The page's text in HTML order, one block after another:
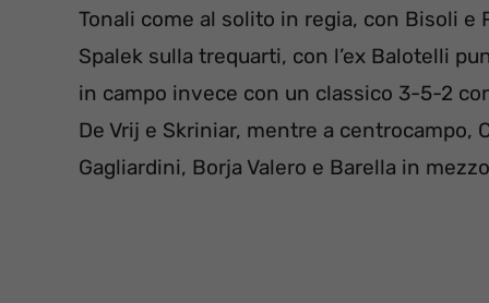
Tonali come al solito in regia, con Bisoli
Spalek sulla trequarti, con l’ex Balotelli
in campo invece con un classico 3-5-2
De Vrij e Skriniar, mentre a centrocampo,
Gagliardini, Borja Valero e Barella in